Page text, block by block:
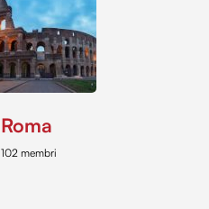
Roma
102 membri